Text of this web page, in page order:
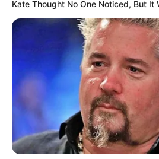
Ausflugsziele,
Kate Thought No One Noticed, But It